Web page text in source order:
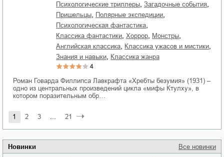
Новинки Все новинки
психологические триллеры загадочные события
пришельцы полярные экспедиции
психологическая фантастика
классика фантастики хоррор монстры
английская классика классика ужасов и мистики
знания и навыки классика жанра
4
Роман Говарда Филлипса Лавкрафта «Хребты безумия» (1931) –
одно из центральных произведений цикла «мифы Ктулху», в
котором поразительным обр…
1 2 3 ... 21